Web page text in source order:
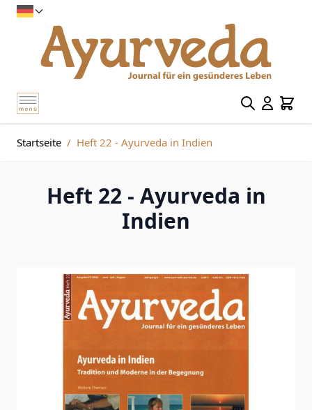
Suche
Startseite / Heft 22 - Ayurveda in Indien
Heft 22 - Ayurveda in
Indien